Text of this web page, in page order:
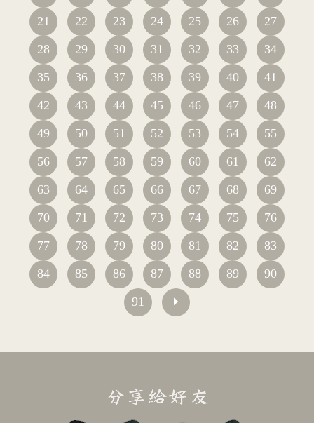
21
22 23 24 25 26
27
28
29 30 31 32 33
34
35
36 37 38 39 40
41
42
43 44 45 46 47
48
49
50 51 52 53 54
55
56
57 58 59 60 61
62
63
64 65 66 67 68
69
70
71 72 73 74 75
76
77
78 79 80 81 82
83
84
85 86 87 88 89
90
91